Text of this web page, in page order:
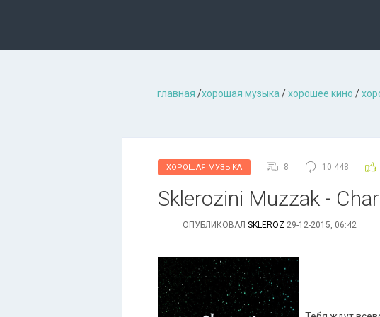
главная /хорошая музыкa /хорошее кино /
ХОРОШАЯ МУЗЫКА 8 10 448
Sklerozini Muzzak -
ОПУБЛИКОВАЛ SKLEROZ 29-12-2015, 06:42